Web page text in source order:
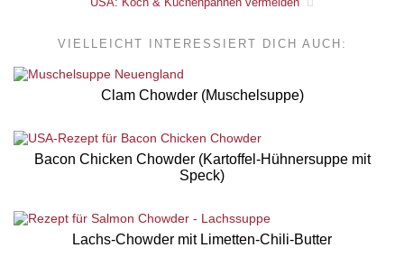
VIELLEICHT INTERESSIERT DICH AUCH:
Clam Chowder (Muschelsuppe)
Bacon Chicken Chowder (Kartoffel-Hühnersuppe mit
Speck)
Lachs-Chowder mit Limetten-Chili-Butter